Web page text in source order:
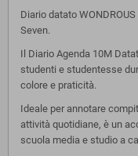
Diario datato WONDROUS
Seven.
Il Diario Agenda 10M
studenti e studentesse
colore e praticità.
Ideale per annotare
attività quotidiane, è un
scuola media e studio a